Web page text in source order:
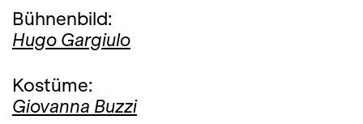
Bühnenbild:
Hugo Gargiulo
Kostüme:
Giovanna Buzzi